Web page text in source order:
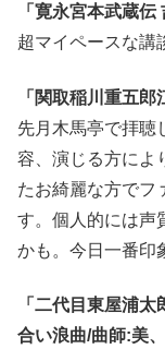
「寛永宮本武蔵
超マイペースな講
「関取稲川重五
先月木馬亭で拝聴
容、演じる方によ
たお綺麗な方でフ
す。個人的には声
かも。今日一番印
「二代目東屋浦
合い浪曲/曲師:美